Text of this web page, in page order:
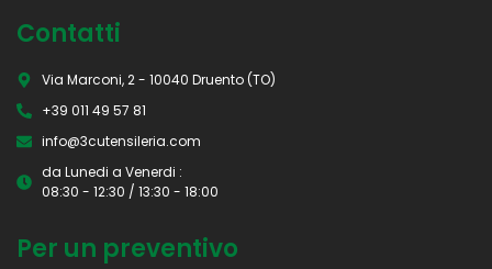
Contatti
Via Marconi, 2 - 10040 Druento (TO)
+39 011 49 57 81
info@3cutensileria.com
da Lunedi a Venerdi :
08:30 - 12:30 / 13:30 - 18:00
Per un preventivo